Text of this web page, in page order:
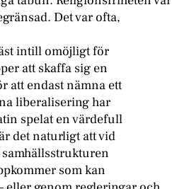
Det var ofta,
intill omöjligt för
att skaffa sig en
att endast nämna ett
liberalisering har
spelat en värdefull
det naturligt att vid
som kan